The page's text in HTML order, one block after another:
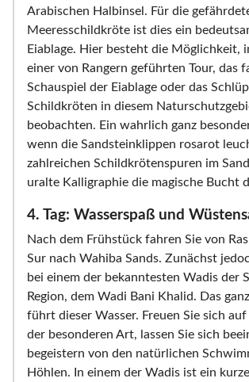
Arabischen Halbinsel. Für die
Meeresschildkröte ist dies ein
Eiablage. Hier besteht die Möglichkeit,
einer von Rangern geführten Tour, das
Schauspiel der Eiablage oder das
Schildkröten in diesem
beobachten. Ein wahrlich ganz
wenn die Sandsteinklippen rosarot
zahlreichen Schildkrötenspuren im
uralte Kalligraphie die magische Bucht
4. Tag: Wasserspaß und
Nach dem Frühstück fahren Sie von
Sur nach Wahiba Sands. Zunächst
bei einem der bekanntesten Wadis der
Region, dem Wadi Bani Khalid. Das
führt dieser Wasser. Freuen Sie sich
der besonderen Art, lassen Sie sich
begeistern von den natürlichen
Höhlen. In einem der Wadis ist ein